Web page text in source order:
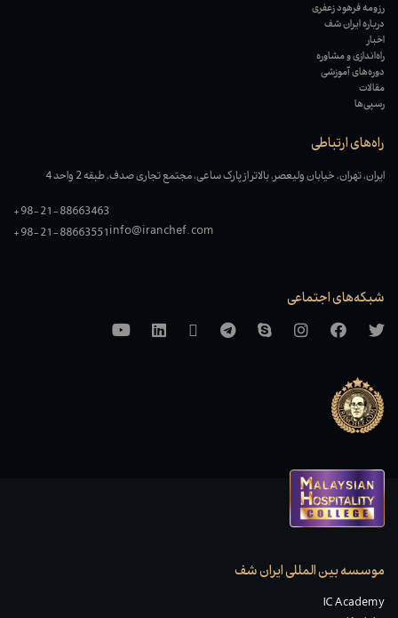
رزومه فرهود زعفری
درباره ایران شف
اخبار
راه‌اندازی و مشاوره
دوره‌های آموزشی
مقالات
رسپی‌ها
راه‌های ارتباطی
ایران، تهران، خیابان ولیعصر، بالاتر از پارک ساعی، مجتمع تجاری صدف، طبقه 2 واحد 4
+98-21-88663463
+98-21-88663551info@iranchef.com
شبکه‌های اجتماعی
موسسه بین المللی ایران شف
IC Academy